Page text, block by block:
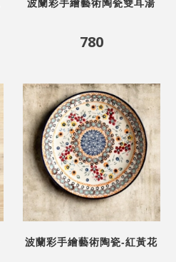
波蘭彩手繪藝術陶瓷雙耳湯
780
波蘭彩手繪藝術陶瓷-紅黃花